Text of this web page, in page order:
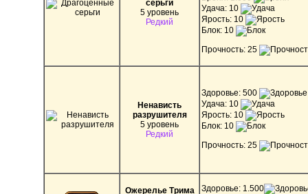
серьги
5 уровень
Редкий
Удача: 10
Ярость: 10
Блок: 10
Прочность: 25
Ненависть
разрушителя
5 уровень
Редкий
Здоровье: 500
Удача: 10
Ярость: 10
Блок: 10
Прочность: 25
Ожерелье Трима
Здоровье: 1.500